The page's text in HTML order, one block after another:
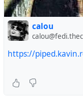
calou
https://